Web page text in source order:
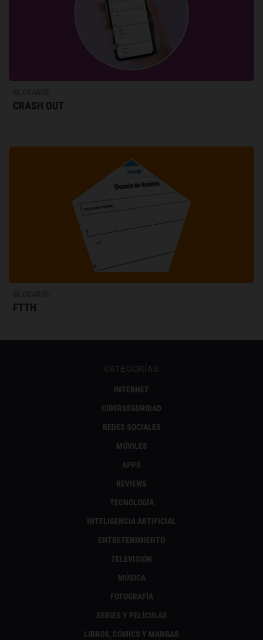
CRASH OUT
FTTH
CATEGORÍAS
INTERNET
CIBERSEGURIDAD
REDES SOCIALES
MÓVILES
APPS
REVIEWS
TECNOLOGÍA
INTELIGENCIA ARTIFICIAL
ENTRETENIMIENTO
TELEVISIÓN
MÚSICA
FOTOGRAFÍA
SERIES Y PELÍCULAS
LIBROS, CÓMICS Y MANGAS